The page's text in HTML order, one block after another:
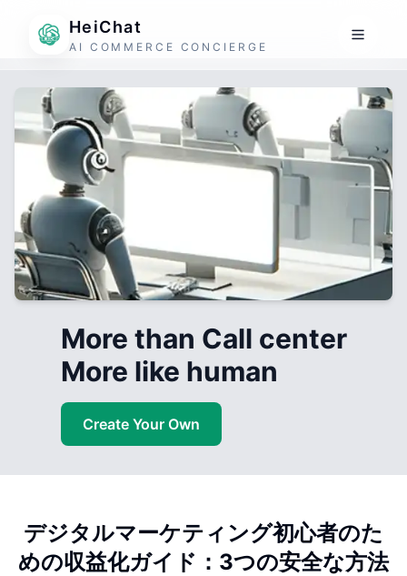
HeiChat
AI COMMERCE CONCIERGE
More than Call center
More like human
Create Your Own
デジタルマーケティング初心者のた
めの収益化ガイド：3つの安全な方法